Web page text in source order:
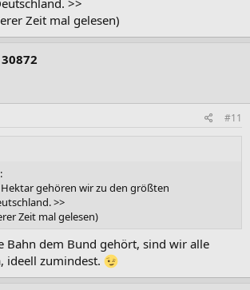
Zeit mal gelesen)
#11
gehören wir zu den größten
>>
Zeit mal gelesen)
Bahn dem Bund gehört, sind wir alle
ideell zumindest.